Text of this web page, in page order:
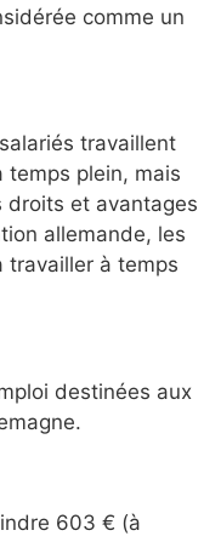
comme un
travaillent
temps plein, mais
droits et avantages
allemande, les
travailler à temps
destinées aux
603 € (à